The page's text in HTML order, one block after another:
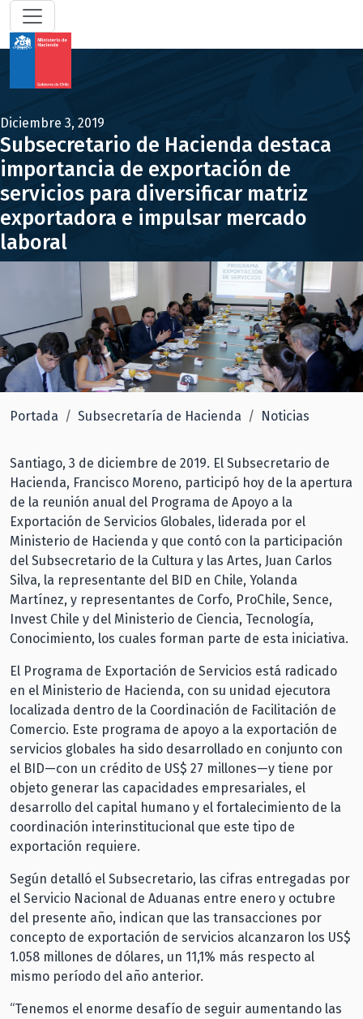
Diciembre 3, 2019
Subsecretario de Hacienda destaca
importancia de exportación de
servicios para diversificar matriz
exportadora e impulsar mercado
laboral
Portada Subsecretaría de Hacienda Noticias
Santiago, 3 de diciembre de 2019. El Subsecretario de
Hacienda, Francisco Moreno, participó hoy de la apertura
de la reunión anual del Programa de Apoyo a la
Exportación de Servicios Globales, liderada por el
Ministerio de Hacienda y que contó con la participación
del Subsecretario de la Cultura y las Artes, Juan Carlos
Silva, la representante del BID en Chile, Yolanda
Martínez, y representantes de Corfo, ProChile, Sence,
Invest Chile y del Ministerio de Ciencia, Tecnología,
Conocimiento, los cuales forman parte de esta iniciativa.
El Programa de Exportación de Servicios está radicado
en el Ministerio de Hacienda, con su unidad ejecutora
localizada dentro de la Coordinación de Facilitación de
Comercio. Este programa de apoyo a la exportación de
servicios globales ha sido desarrollado en conjunto con
el BID—con un crédito de US$ 27 millones—y tiene por
objeto generar las capacidades empresariales, el
desarrollo del capital humano y el fortalecimiento de la
coordinación interinstitucional que este tipo de
exportación requiere.
Según detalló el Subsecretario, las cifras entregadas por
el Servicio Nacional de Aduanas entre enero y octubre
del presente año, indican que las transacciones por
concepto de exportación de servicios alcanzaron los US$
1.058 millones de dólares, un 11,1% más respecto al
mismo período del año anterior.
“Tenemos el enorme desafío de seguir aumentando las